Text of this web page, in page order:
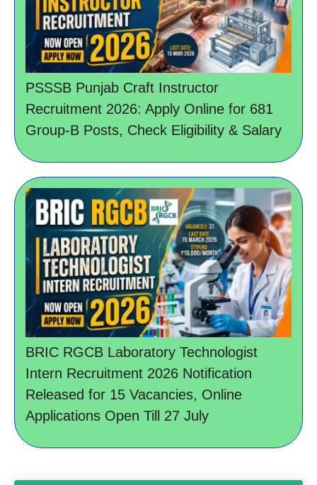
PSSSB Punjab Craft Instructor
Recruitment 2026: Apply Online for 681
Group-B Posts, Check Eligibility & Salary
BRIC RGCB Laboratory Technologist
Intern Recruitment 2026 Notification
Released for 15 Vacancies, Online
Applications Open Till 27 July